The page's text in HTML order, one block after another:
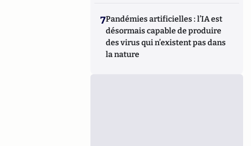
7Pandémies artificielles : l’IA est
désormais capable de produire
des virus qui n’existent pas dans
la nature